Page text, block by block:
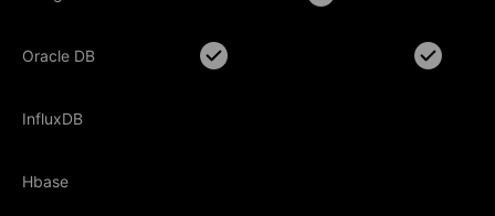
Oracle DB
InfluxDB
Hbase
Oracle DB
InfluxDB
Hbase